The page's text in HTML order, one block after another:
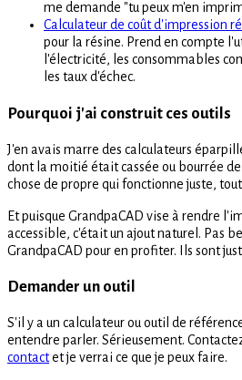
me demande "tu peux m'en
Calculateur de coût d'impression
pour la résine. Prend en compte
l'électricité, les consommables
les taux d'échec.
Pourquoi j'ai construit ces outils
J'en avais marre des calculateurs
dont la moitié était cassée ou bourrée de
chose de propre qui fonctionne juste,
Et puisque GrandpaCAD vise à rendre
accessible, c'était un ajout naturel. Pas
GrandpaCAD pour en profiter. Ils sont
Demander un outil
S'il y a un calculateur ou outil de
entendre parler. Sérieusement.
contactet je verrai ce que je peux faire.